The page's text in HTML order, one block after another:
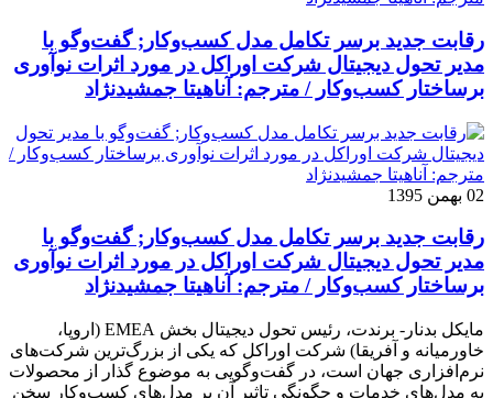
رقابت جدید برسر تکامل مدل کسب‌و‌کار; گفت‌وگو با
مدیر تحول دیجیتال شرکت اوراکل در مورد اثرات نوآوری
برساختار کسب‌وکار / مترجم: آناهیتا جمشیدنژاد
02 بهمن 1395
رقابت جدید برسر تکامل مدل کسب‌و‌کار; گفت‌وگو با
مدیر تحول دیجیتال شرکت اوراکل در مورد اثرات نوآوری
برساختار کسب‌وکار / مترجم: آناهیتا جمشیدنژاد
مایکل بدنار- برندت، رئیس تحول دیجیتال بخش EMEA (اروپا،
خاورمیانه و آفریقا) شرکت اوراکل که یکی از بزرگ‌ترین شرکت‌های
نرم‌افزاری جهان است، در گفت‌وگویی به موضوع گذار از محصولات
به مدل‌های خدمات و چگونگی تاثیر آن بر مدل‌های کسب‌و‌کار سخن